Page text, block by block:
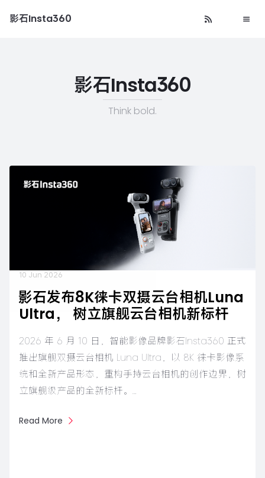
影石Insta360
影石Insta360
Think bold.
10 Jun 2026
影石发布8K徕卡双摄云台相机Luna
Ultra， 树立旗舰云台相机新标杆
2026 年 6 月 10 日，智能影像品牌影石Insta360 正式
推出旗舰双摄云台相机 Luna Ultra，以 8K 徕卡影像系
统和全新产品形态，重构手持云台相机的创作边界，树
立旗舰级产品的全新标杆。…
Read More